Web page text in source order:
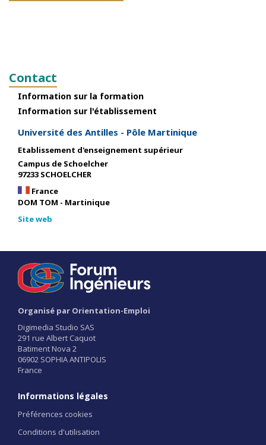
Contact
Information sur la formation
Information sur l'établissement
Université des Antilles - Pôle Martinique
Etablissement d'enseignement supérieur
Campus de Schoelcher
97233 SCHOELCHER
France
DOM TOM - Martinique
Site web
Organisé par Orientation-Emploi
Digimedia Studio SAS
291 rue Albert Caquot
Batiment Nova 2
06902 SOPHIA ANTIPOLIS
France
Informations légales
Préférences cookies
Conditions d'utilisation